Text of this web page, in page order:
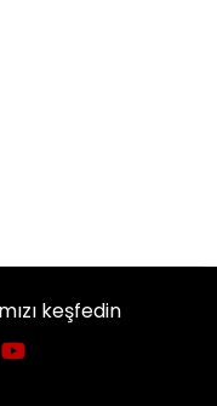
keşfedin